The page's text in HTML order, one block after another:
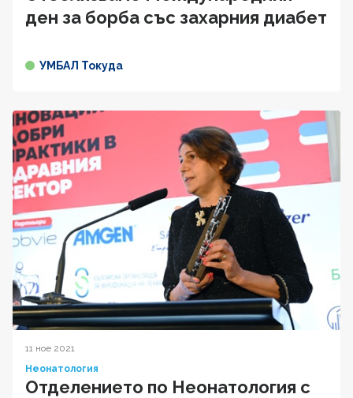
ден за борба със захарния диабет
УМБАЛ Токуда
11 ное 2021
Неонатология
Отделението по Неонатология с